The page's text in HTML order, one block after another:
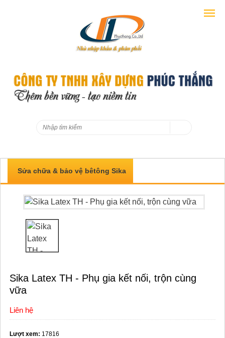
Sửa chữa & bảo vệ bêtông Sika
Sika Latex TH - Phụ gia kết nối, trộn cùng
vữa
Liên hệ
Lượt xem: 17816